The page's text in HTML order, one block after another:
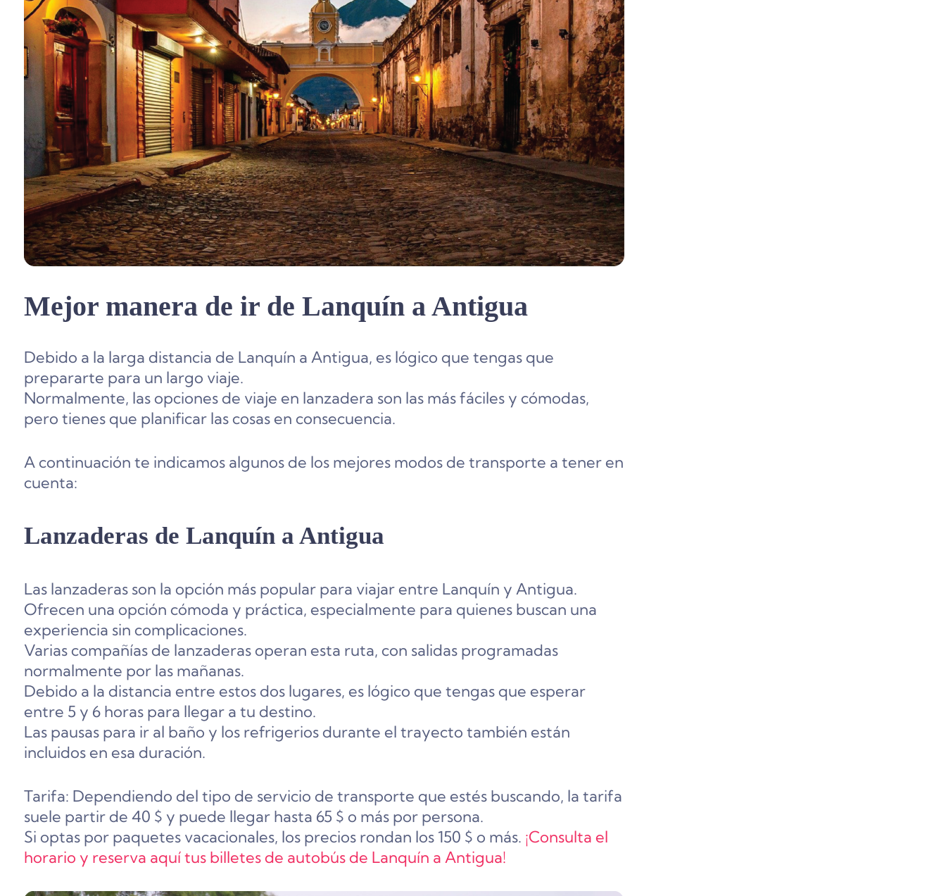
Mejor manera de ir de Lanquín a Antigua
Debido a la larga distancia de Lanquín a Antigua, es lógico que tengas que
prepararte para un largo viaje.
Normalmente, las opciones de viaje en lanzadera son las más fáciles y cómodas,
pero tienes que planificar las cosas en consecuencia.
A continuación te indicamos algunos de los mejores modos de transporte a tener en
cuenta:
Lanzaderas de Lanquín a Antigua
Las lanzaderas son la opción más popular para viajar entre Lanquín y Antigua.
Ofrecen una opción cómoda y práctica, especialmente para quienes buscan una
experiencia sin complicaciones.
Varias compañías de lanzaderas operan esta ruta, con salidas programadas
normalmente por las mañanas.
Debido a la distancia entre estos dos lugares, es lógico que tengas que esperar
entre 5 y 6 horas para llegar a tu destino.
Las pausas para ir al baño y los refrigerios durante el trayecto también están
incluidos en esa duración.
Tarifa: Dependiendo del tipo de servicio de transporte que estés buscando, la tarifa
suele partir de 40 $ y puede llegar hasta 65 $ o más por persona.
Si optas por paquetes vacacionales, los precios rondan los 150 $ o más. ¡Consulta el
horario y reserva aquí tus billetes de autobús de Lanquín a Antigua!